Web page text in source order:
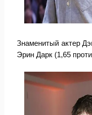
Знаменитый актер
Эрин Дарк (1,65